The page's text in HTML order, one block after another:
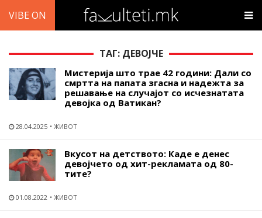
VIBE ON
ТАГ: ДЕВОЈЧЕ
Мистерија што трае 42 години: Дали со
смртта на папата згасна и надежта за
решавање на случајот со исчезнатата
девојка од Ватикан?
28.04.2025 ЖИВОТ
Вкусот на детството: Каде е денес
девојчето од хит-рекламата од 80-
тите?
01.08.2022 ЖИВОТ